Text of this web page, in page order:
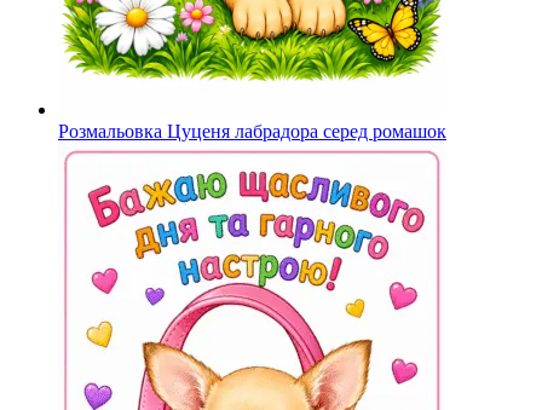
Розмальовка Цуценя лабрадора серед ромашок